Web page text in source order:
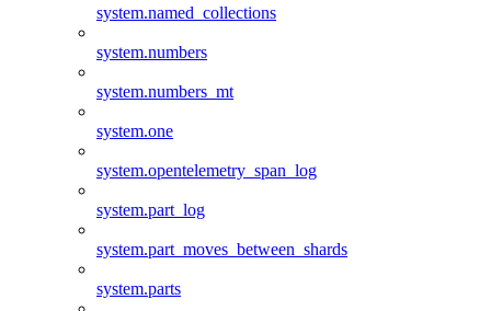
system.named_collections
system.numbers
system.numbers_mt
system.one
system.opentelemetry_span_log
system.part_log
system.part_moves_between_shards
system.parts